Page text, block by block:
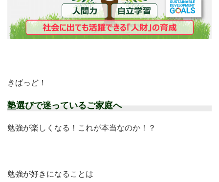
きばっど！
塾選びで迷っているご家庭へ
勉強が楽しくなる！これが本当なのか！？
勉強が好きになることは